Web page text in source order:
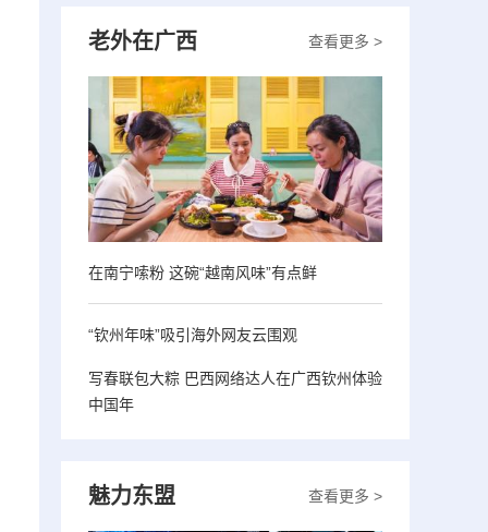
查看更多 >
老外在广西
在南宁嗦粉 这碗“越南风味”有点鲜
“钦州年味”吸引海外网友云围观
写春联包大粽 巴西网络达人在广西钦州体验
中国年
查看更多 >
魅力东盟